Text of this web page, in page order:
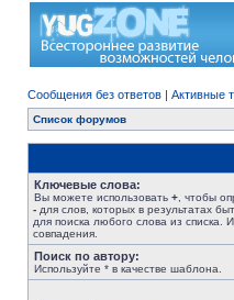
Сообщения без ответов | Активные
Список форумов
Ключевые слова:
Вы можете использовать + , чтобы
- для слов, которых в результатах
для поиска любого слова из списка.
совпадения.
Поиск по автору:
Используйте * в качестве шаблона.